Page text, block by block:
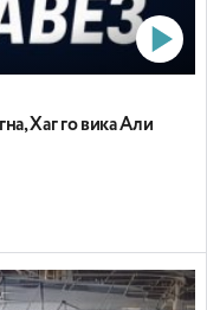
Хаг го вика Али